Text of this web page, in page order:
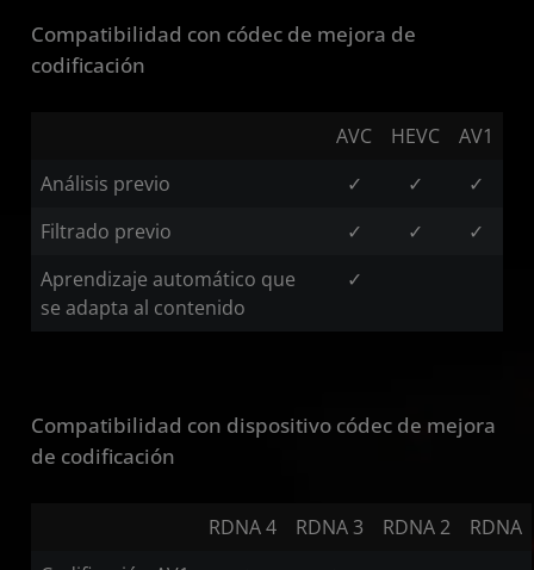
Compatibilidad con códec de mejora de
codificación
AVC HEVC
AV1
Análisis previo
✓ ✓
✓
Filtrado previo
✓ ✓
✓
Aprendizaje automático que
se adapta al contenido
✓
Compatibilidad con dispositivo códec de mejora
de codificación
RDNA 4 RDNA 3 RDNA 2
RDNA